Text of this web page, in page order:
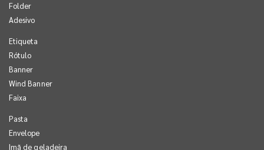
Folder
Adesivo
Etiqueta
Rótulo
Banner
Wind Banner
Faixa
Pasta
Envelope
Imã de geladeira